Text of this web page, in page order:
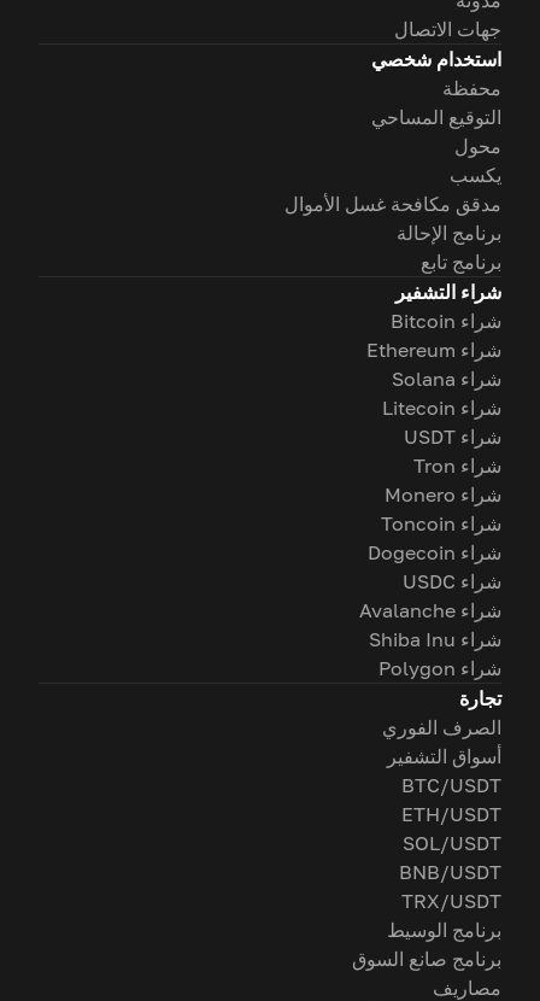
جهات الاتصال
استخدام شخصي
محفظة
التوقيع المساحي
محول
يكسب
مدقق مكافحة غسل الأموال
برنامج الإحالة
برنامج تابع
شراء التشفير
شراء Bitcoin
شراء Ethereum
شراء Solana
شراء Litecoin
شراء USDT
شراء Tron
شراء Monero
شراء Toncoin
شراء Dogecoin
شراء USDC
شراء Avalanche
شراء Shiba Inu
شراء Polygon
تجارة
الصرف الفوري
أسواق التشفير
BTC/USDT
ETH/USDT
SOL/USDT
BNB/USDT
TRX/USDT
برنامج الوسيط
برنامج صانع السوق
مصاريف